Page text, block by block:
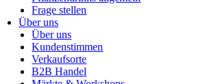
Frage stellen
Über uns
Über uns
Kundenstimmen
Verkaufsorte
B2B Handel